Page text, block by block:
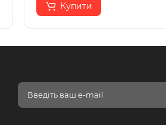
Купити